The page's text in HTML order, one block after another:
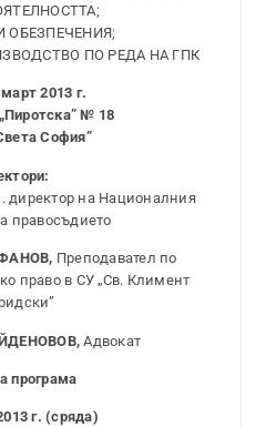
ОБЕЗПЕЧЕНИЯ;
ПО РЕДА НА ГПК
2013 г.
№ 18
София”
директор на Националния
правосъдието
Преподавател по
право в СУ „Св. Климент
Адвокат
програма
г. (сряда)